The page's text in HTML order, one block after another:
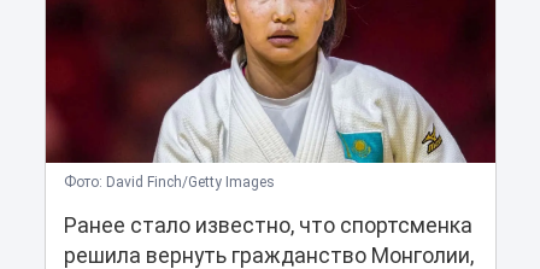
Фото: David Finch/Getty Images
Ранее стало известно, что спортсменка
решила вернуть гражданство Монголии,